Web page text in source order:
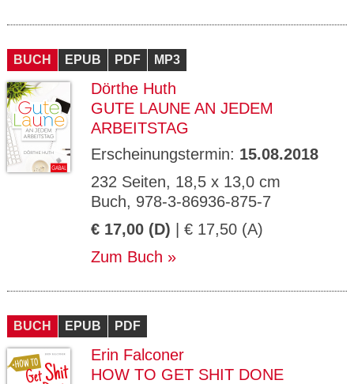
BUCH EPUB PDF MP3
Dörthe Huth
GUTE LAUNE AN JEDEM
ARBEITSTAG
Erscheinungstermin: 15.08.2018
232 Seiten, 18,5 x 13,0 cm
Buch, 978-3-86936-875-7
€ 17,00 (D) | € 17,50 (A)
Zum Buch
BUCH EPUB PDF
Erin Falconer
HOW TO GET SHIT DONE